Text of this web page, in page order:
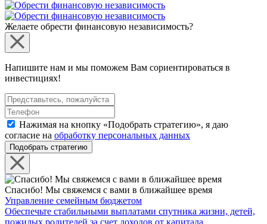
Желаете обрести финансовую независимость?
Напишите нам и мы поможем Вам сориентироваться в
инвестициях!
Нажимая на кнопку «Подобрать стратегию», я даю
согласие на обработку персональных данных
Подобрать стратегию
Спасибо! Мы свяжемся с вами в ближайшее время
Управление семейным бюджетом
Обеспечьте стабильными выплатами спутника жизни, детей,
пожилых родителей за счет доходов от капитала.